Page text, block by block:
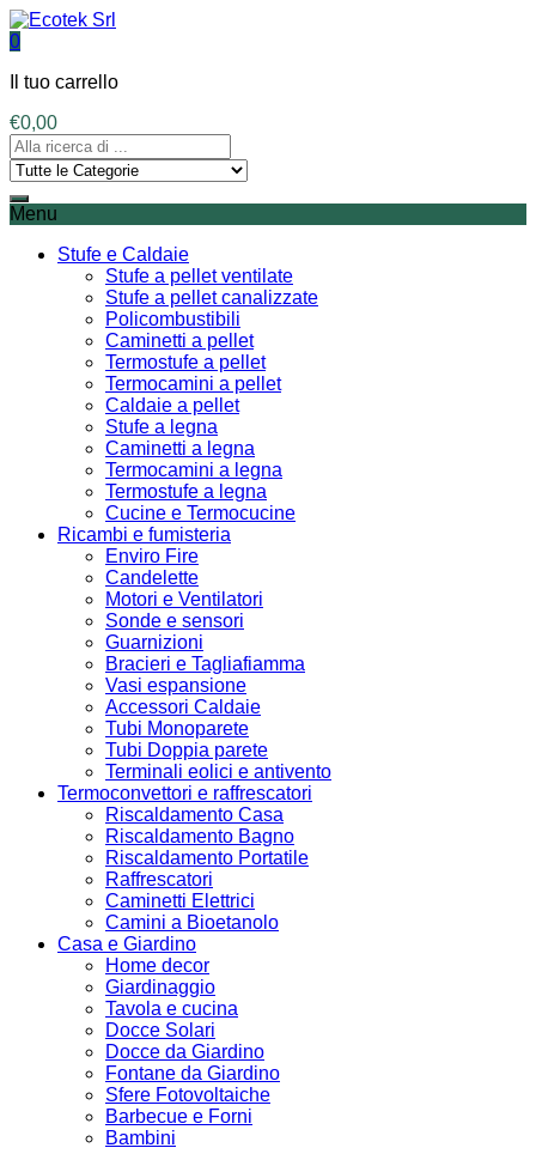
0
Il tuo carrello
€0,00
Menu
Stufe e Caldaie
Stufe a pellet ventilate
Stufe a pellet canalizzate
Policombustibili
Caminetti a pellet
Termostufe a pellet
Termocamini a pellet
Caldaie a pellet
Stufe a legna
Caminetti a legna
Termocamini a legna
Termostufe a legna
Cucine e Termocucine
Ricambi e fumisteria
Enviro Fire
Candelette
Motori e Ventilatori
Sonde e sensori
Guarnizioni
Bracieri e Tagliafiamma
Vasi espansione
Accessori Caldaie
Tubi Monoparete
Tubi Doppia parete
Terminali eolici e antivento
Termoconvettori e raffrescatori
Riscaldamento Casa
Riscaldamento Bagno
Riscaldamento Portatile
Raffrescatori
Caminetti Elettrici
Camini a Bioetanolo
Casa e Giardino
Home decor
Giardinaggio
Tavola e cucina
Docce Solari
Docce da Giardino
Fontane da Giardino
Sfere Fotovoltaiche
Barbecue e Forni
Bambini